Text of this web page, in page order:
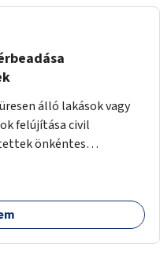
álló lakások vagy
felújítása civil
önkéntes